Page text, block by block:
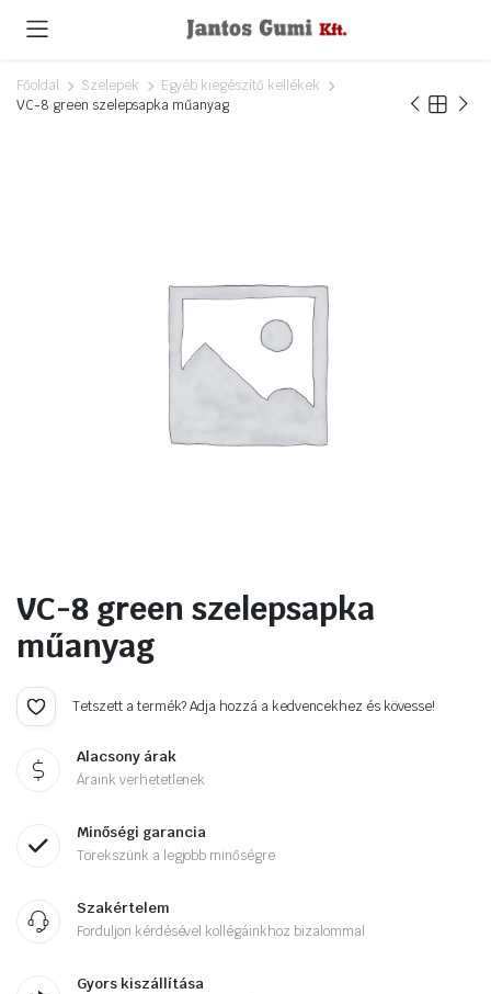
Főoldal Szelepek
Egyéb kiegészítő kellékek
VC-8 green szelepsapka műanyag
VC-8 green szelepsapka
műanyag
Tetszett a termék? Adja hozzá a kedvencekhez és kövesse!
Alacsony árak
Áraink verhetetlenek
Minőségi garancia
Törekszünk a legjobb minőségre
Szakértelem
Forduljon kérdésével kollégáinkhoz bizalommal
Gyors kiszállítása